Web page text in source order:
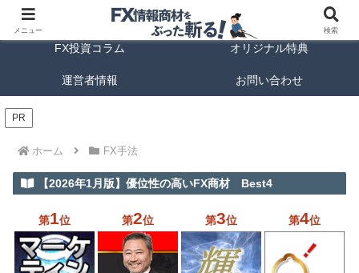
FX商材ランキング FX手法解説
FX投資コラム オリジナル特典
運営者情報 お問い合わせ
PR
ホーム FX手法
【2026年1月版】優位性の高いFX商材 Best4
第1位 第2位 第3位 第4位
メニュー 検索